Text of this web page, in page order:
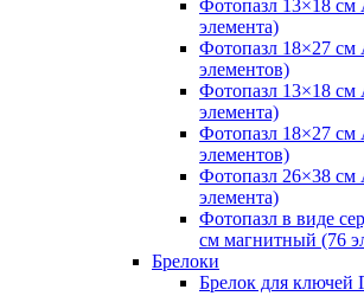
Фотопазл 13×18 см
элемента)
Фотопазл 18×27 см
элементов)
Фотопазл 13×18
элемента)
Фотопазл 18×27
элементов)
Фотопазл 26×38
элемента)
Фотопазл в виде
см магнитный (76
Брелоки
Брелок для